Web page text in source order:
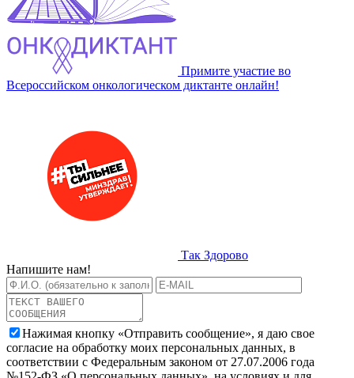
Примите участие во
Всероссийском онкологическом диктанте онлайн!
Так Здорово
Напишите нам!
Нажимая кнопку «Отправить сообщение», я даю свое
согласие на обработку моих персональных данных, в
соответствии с Федеральным законом от 27.07.2006 года